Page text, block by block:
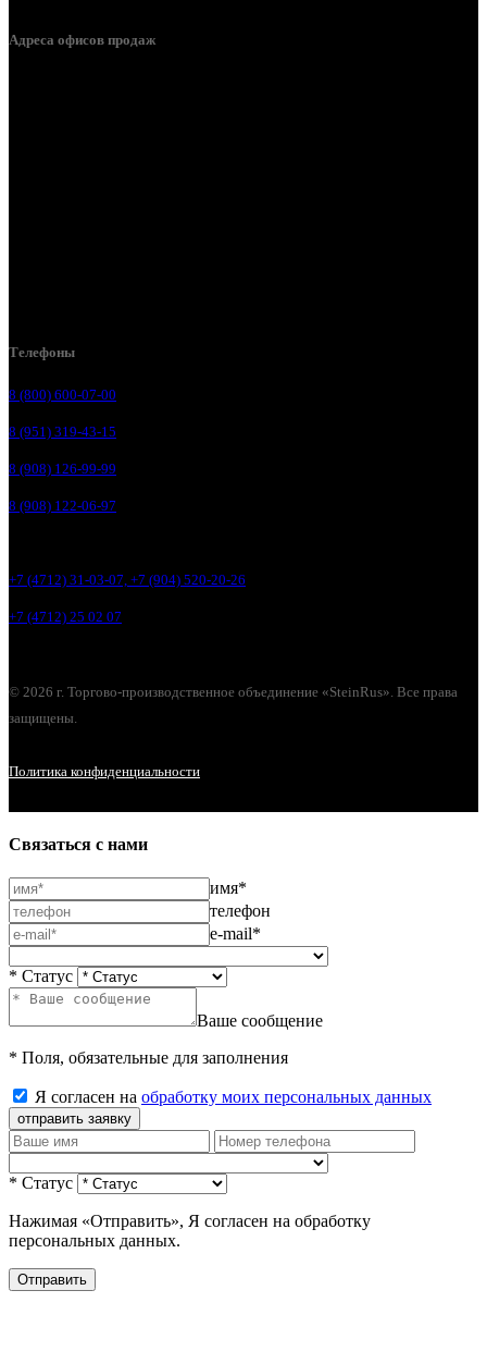
Адреса офисов продаж
Телефоны
8 (800) 600-07-00
8 (951) 319-43-15
8 (908) 126-99-99
8 (908) 122-06-97
+7 (4712) 31-03-07, +7 (904) 520-20-26
+7 (4712) 25 02 07
© 2026 г. Торгово-производственное объединение «SteinRus». Все права
защищены.
Политика конфиденциальности
Связаться с нами
имя*
телефон
e-mail*
* Статус
Ваше сообщение
* Поля, обязательные для заполнения
Я согласен на обработку моих персональных данных
отправить заявку
* Статус
Нажимая «Отправить», Я согласен на обработку
персональных данных.